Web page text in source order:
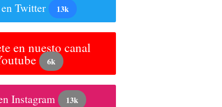
Twitter 13k
en nuesto canal
6k
Instagram 13k